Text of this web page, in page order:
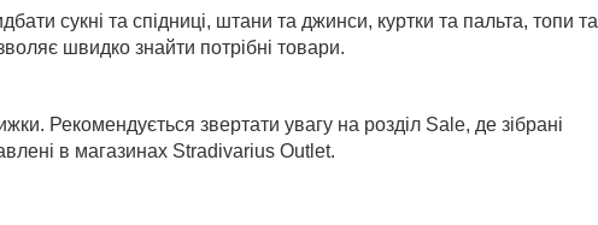
сукні та спідниці, штани та джинси, куртки та пальта, топи та
швидко знайти потрібні товари.
Рекомендується звертати увагу на розділ Sale, де зібрані
в магазинах Stradivarius Outlet.